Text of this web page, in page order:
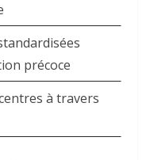
précoce
à travers